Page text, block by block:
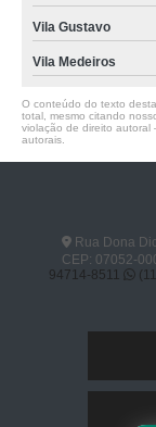
Vila Gustavo
Vila Medeiros
O conteúdo do texto
total, mesmo citando
violação de direito
autorais.
Rua Dona
CEP: 07052-
94714-8511